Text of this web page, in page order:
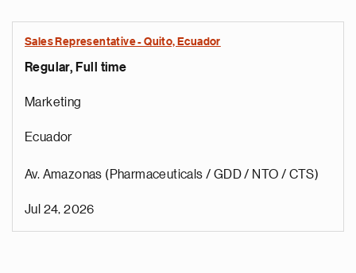
Sales Representative - Quito, Ecuador
Regular, Full time
Marketing
Ecuador
Av. Amazonas (Pharmaceuticals / GDD / NTO / CTS)
Jul 24, 2026